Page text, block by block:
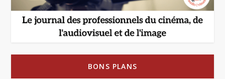
BONS PLANS